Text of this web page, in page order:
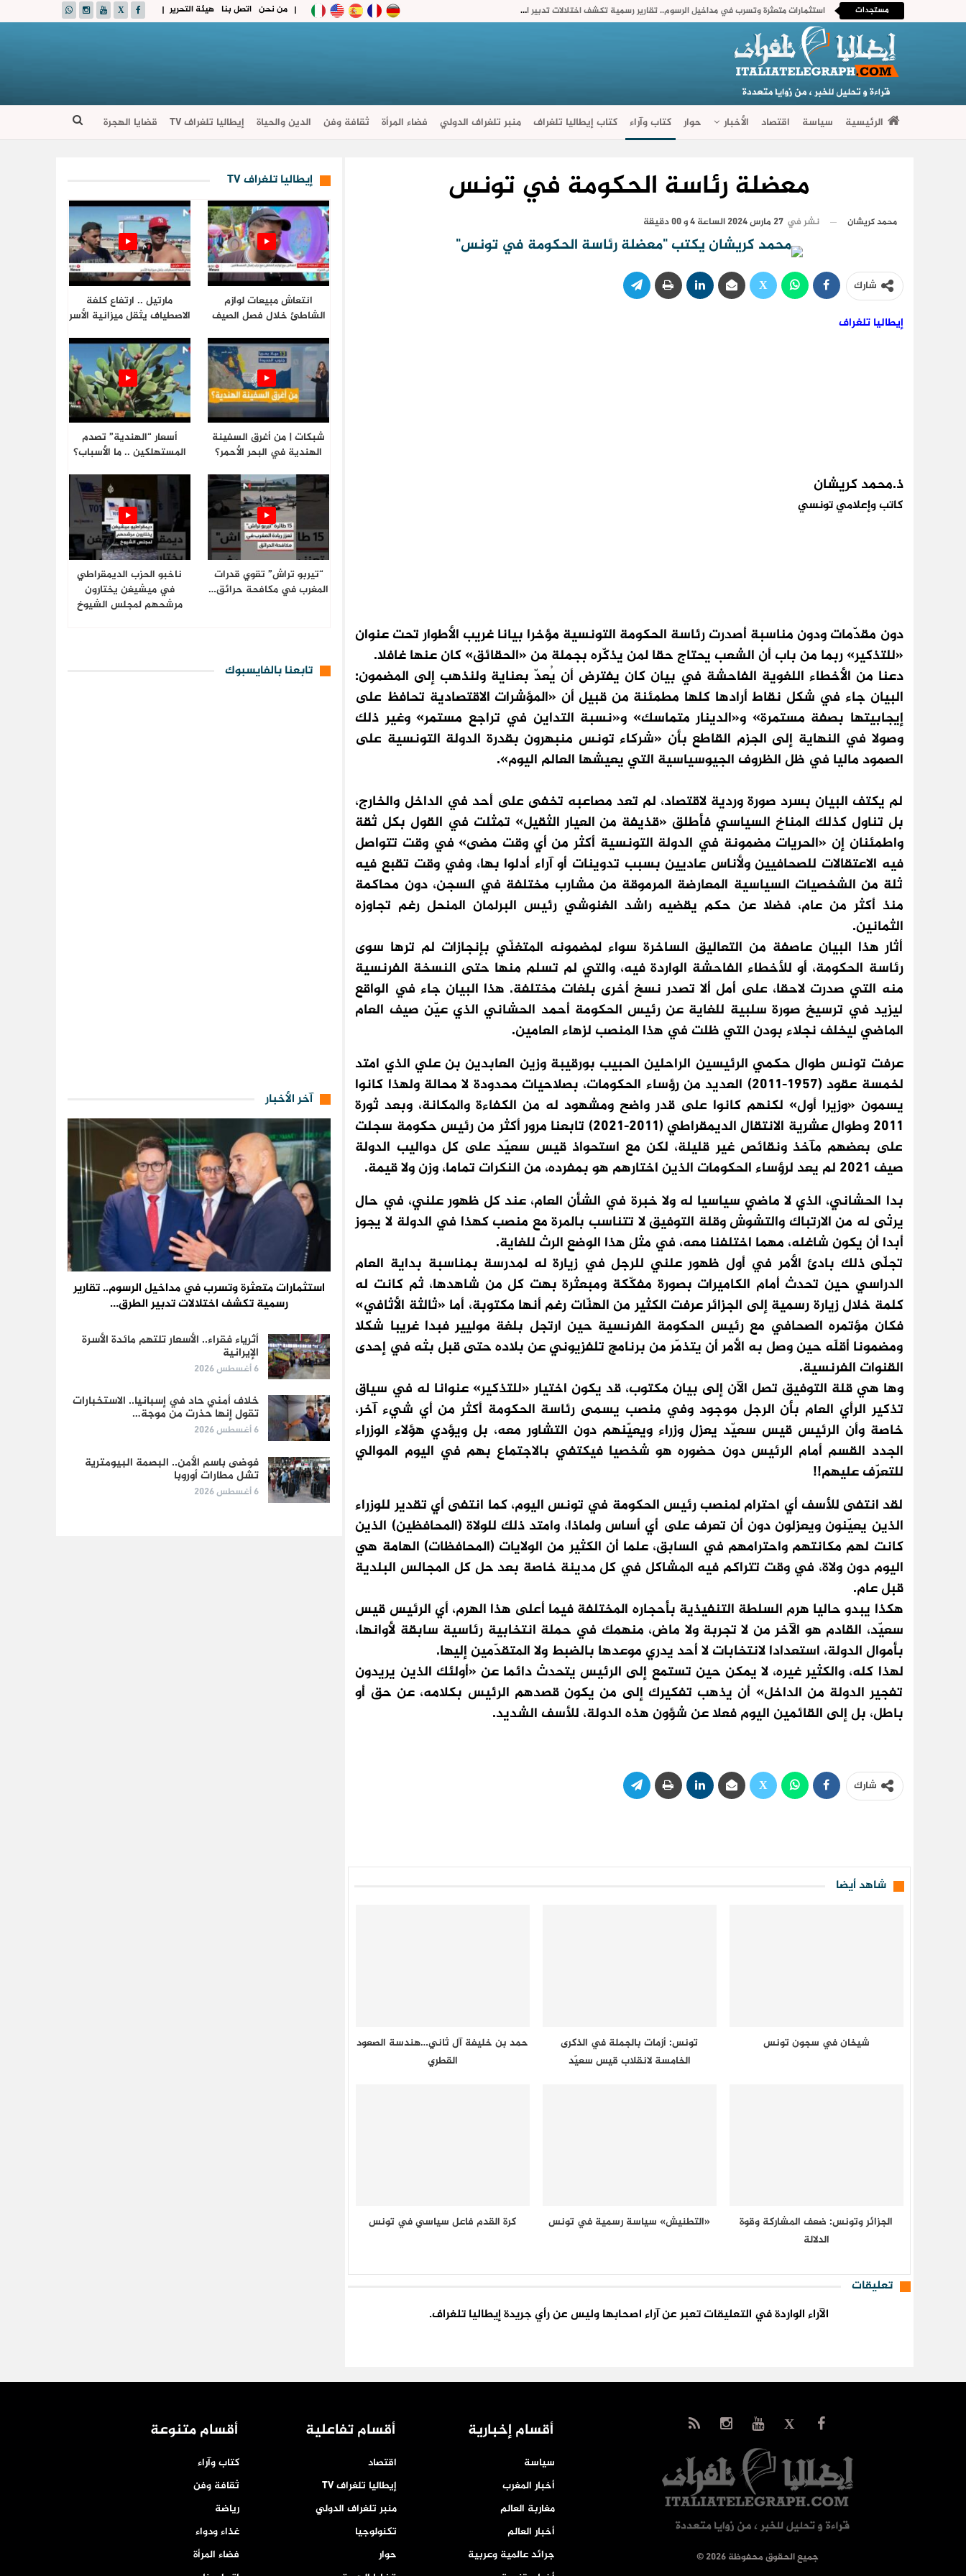
| هيئة التحرير اتصل بنا من نحن | مستجدات استثمارات متعثرة وتسرب في مداخيل الرسوم.. تقارير رسمية تكشف اختلالات تدبير الطرق السيارة بالمغرب
الرئيسية سياسة اقتصاد الأخبار حوار كتاب وآراء كتاب إيطاليا تلغراف منبر تلغراف الدولي فضاء المرأة ثقافة وفن الدين والحياة إيطاليا تلغراف TV قضايا الهجرة
معضلة رئاسة الحكومة في تونس
محمد كريشان نشر في 27 مارس 2024 الساعة 4 و 00 دقيقة
شارك
إيطاليا تلغراف
ذ.محمد كريشان
كاتب وإعلامي تونسي
دون مقدّمات ودون مناسبة أصدرت رئاسة الحكومة التونسية مؤخرا بيانا غريب الأطوار تحت عنوان
«للتذكير» ربما من باب أن الشعب يحتاج حقا لمن يذكّره بجملة من «الحقائق» كان عنها غافلا.
دعنا من الأخطاء اللغوية الفاحشة في بيان كان يفترض أن يُعدّ بعناية ولنذهب إلى المضمون:
البيان جاء في شكل نقاط أرادها كلها مطمئنة من قبيل أن «المؤشرات الاقتصادية تحافظ على
إيجابيتها بصفة مستمرة» و«الدينار متماسك» و«نسبة التداين في تراجع مستمر» وغير ذلك
وصولا في النهاية إلى الجزم القاطع بأن «شركاء تونس منبهرون بقدرة الدولة التونسية على
الصمود ماليا في ظل الظروف الجيوسياسية التي يعيشها العالم اليوم».
لم يكتف البيان بسرد صورة وردية لاقتصاد، لم تعد مصاعبه تخفى على أحد في الداخل والخارج،
بل تناول كذلك المناخ السياسي فأطلق «قذيفة من العيار الثقيل» تمثلت في القول بكل ثقة
واطمئنان إن «الحريات مضمونة في الدولة التونسية أكثر من أي وقت مضى» في وقت تتواصل
فيه الاعتقالات للصحافيين ولأناس عاديين بسبب تدوينات أو آراء أدلوا بها، وفي وقت تقبع فيه
ثلة من الشخصيات السياسية المعارضة المرموقة من مشارب مختلفة في السجن، دون محاكمة
منذ أكثر من عام، فضلا عن حكم يقضيه راشد الغنوشي رئيس البرلمان المنحل رغم تجاوزه
الثمانين.
أثار هذا البيان عاصفة من التعاليق الساخرة سواء لمضمونه المتغنّي بإنجازات لم ترها سوى
رئاسة الحكومة، أو للأخطاء الفاحشة الواردة فيه، والتي لم تسلم منها حتى النسخة الفرنسية
منه التي صدرت لاحقا، على أمل ألا تصدر نسخ أخرى بلغات مختلفة. هذا البيان جاء في الواقع
ليزيد في ترسيخ صورة سلبية للغاية عن رئيس الحكومة أحمد الحشاني الذي عيّن صيف العام
الماضي ليخلف نجلاء بودن التي ظلت في هذا المنصب لزهاء العامين.
عرفت تونس طوال حكمي الرئيسين الراحلين الحبيب بورقيبة وزين العابدين بن علي الذي امتد
لخمسة عقود (1957-2011) العديد من رؤساء الحكومات، بصلاحيات محدودة لا محالة ولهذا كانوا
يسمون «وزيرا أول» لكنهم كانوا على قدر واضح ومشهود له من الكفاءة والمكانة، وبعد ثورة
2011 وطوال عشرية الانتقال الديمقراطي (2011-2021) تابعنا مرور أكثر من رئيس حكومة سجلت
على بعضهم مآخذ ونقائص غير قليلة، لكن مع استحواذ قيس سعيّد على كل دواليب الدولة
صيف 2021 لم يعد لرؤساء الحكومات الذين اختارهم هو بمفرده، من النكرات تماما، وزن ولا قيمة.
بدا الحشاني، الذي لا ماضي سياسيا له ولا خبرة في الشأن العام، عند كل ظهور علني، في حال
يرثى له من الارتباك والتشوش وقلة التوفيق لا تتناسب بالمرة مع منصب كهذا في الدولة لا يجوز
أبدا أن يكون شاغله، مهما اختلفنا معه، في مثل هذا الوضع الرث للغاية.
تجلّى ذلك بادئ الأمر في أول ظهور علني للرجل في زيارة له لمدرسة بمناسبة بداية العام
الدراسي حين تحدث أمام الكاميرات بصورة مفكّكة ومبعثرة بهت كل من شاهدها، ثم كانت له
كلمة خلال زيارة رسمية إلى الجزائر عرفت الكثير من الهنّات رغم أنها مكتوبة، أما «ثالثة الأثافي»
فكان مؤتمره الصحافي مع رئيس الحكومة الفرنسية حين ارتجل بلغة موليير فبدا غريبا شكلا
ومضمونا أقلّه حين وصل به الأمر أن يتذمّر من برنامج تلفزيوني عن بلاده حتى قبل بثه في إحدى
القنوات الفرنسية.
وها هي قلة التوفيق تصل الآن إلى بيان مكتوب، قد يكون اختيار «للتذكير» عنوانا له في سياق
تذكير الرأي العام بأن الرجل موجود وفي منصب يسمى رئاسة الحكومة أكثر من أي شيء آخر،
خاصة وأن الرئيس قيس سعيّد يعزل وزراء ويعيّنهم دون التشاور معه، بل ويؤدي هؤلاء الوزراء
الجدد القسم أمام الرئيس دون حضوره هو شخصيا فيكتفي بالاجتماع بهم في اليوم الموالي
للتعرّف عليهم!!
لقد انتفى للأسف أي احترام لمنصب رئيس الحكومة في تونس اليوم، كما انتفى أي تقدير للوزراء
الذين يعيّنون ويعزلون دون أن تعرف على أي أساس ولماذا، وامتد ذلك للولاة (المحافظين) الذين
كانت لهم مكانتهم واحترامهم في السابق، علما أن الكثير من الولايات (المحافظات) الهامة هي
اليوم دون ولاة، في وقت تتراكم فيه المشاكل في كل مدينة خاصة بعد حل كل المجالس البلدية
قبل عام.
هكذا يبدو حاليا هرم السلطة التنفيذية بأحجاره المختلفة فيما أعلى هذا الهرم، أي الرئيس قيس
سعيّد، القادم هو الآخر من لا تجربة ولا ماض، منهمك في حملة انتخابية رئاسية سابقة لأوانها،
بأموال الدولة، استعدادا لانتخابات لا أحد يدري موعدها بالضبط ولا المتقدّمين إليها.
لهذا كله، والكثير غيره، لا يمكن حين تستمع إلى الرئيس يتحدث دائما عن «أولئك الذين يريدون
تفجير الدولة من الداخل» أن يذهب تفكيرك إلى من يكون قصدهم الرئيس بكلامه، عن حق أو
باطل، بل إلى القائمين اليوم فعلا عن شؤون هذه الدولة، للأسف الشديد.
شارك
شاهد أيضا
شيخان في سجون تونس
تونس: أزمات بالجملة في الذكرى
الخامسة لانقلاب قيس سعيّد
حمد بن خليفة آل ثاني…هندسة الصعود
القطري
الجزائر وتونس: ضعف المشاركة وقوة
الدلالة
«التطنيش» سياسة رسمية في تونس كرة القدم فاعل سياسي في تونس
تعليقات
الآراء الواردة في التعليقات تعبر عن آراء اصحابها وليس عن رأي جريدة إيطاليا تلغراف.
إيطاليا تلغراف TV
انتعاش مبيعات لوازم
الشاطئ خلال فصل الصيف
مارتيل .. ارتفاع كلفة
الاصطياف يثقل ميزانية الأسر
شبكات | من أغرق السفينة
الهندية في البحر الأحمر؟
أسعار “الهندية” تصدم
المستهلكين .. ما الأسباب؟
“تيربو تراش” تقوي قدرات
المغرب في مكافحة حرائق…
ناخبو الحزب الديمقراطي
في ميشيغن يختارون
مرشحهم لمجلس الشيوخ
تابعنا بالفايسبوك
آخر الأخبار
استثمارات متعثرة وتسرب في مداخيل الرسوم.. تقارير
رسمية تكشف اختلالات تدبير الطرق…
أثرياء فقراء.. الأسعار تلتهم مائدة الأسرة
الإيرانية
6 أغسطس 2026
خلاف أمني حاد في إسبانيا.. الاستخبارات
تقول إنها حذرت من موجة…
6 أغسطس 2026
فوضى باسم الأمن.. البصمة البيومترية
تشل مطارات أوروبا
6 أغسطس 2026
© جميع الحقوق محفوظة 2026
أقسام إخبارية
سياسة
أخبار المغرب
مغاربة العالم
أخبار العالم
جرائد عالمية وعربية
أقسام تفاعلية
اقتصاد
إيطاليا تلغراف TV
منبر تلغراف الدولي
تكنولوجيا
حوار
أقسام متنوعة
كتاب وآراء
ثقافة وفن
رياضة
غذاء ودواء
فضاء المرأة